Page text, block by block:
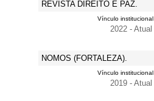
REVISTA DIREITO E PAZ.
Vínculo institucional
2022 - Atual
NOMOS (FORTALEZA).
Vínculo institucional
2019 - Atual